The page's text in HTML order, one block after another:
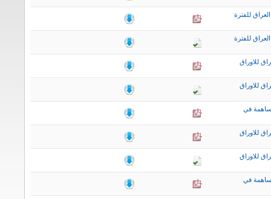
للفترة
للفترة
للاوراق
للاوراق
في
للاوراق
للاوراق
في